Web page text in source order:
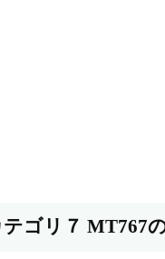
ゴリ７ MT767